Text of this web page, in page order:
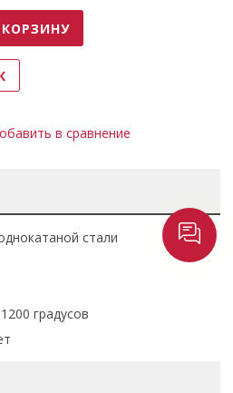
КОРЗИНУ
в сравнение
стали
градусов